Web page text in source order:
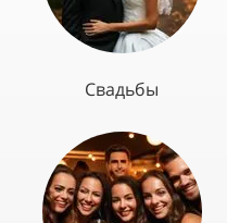
Свадьбы